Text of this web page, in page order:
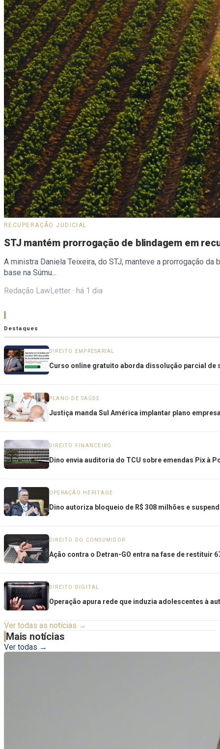
RECUPERAÇÃO JUDICIAL
STJ mantém prorrogação de blindagem em
A ministra Daniela Teixeira, do STJ, manteve a prorrogação
base na Súmu...
Redação LawLetter · há 1 dia
Destaques
DIREITO EMPRESARIAL
Curso online gratuito aborda dissolução parcial de
PLANO DE SAÚDE
Justiça manda Sul América implantar plano
DIREITO FINANCEIRO
Dino envia auditoria do TCU sobre emendas Pix à
OPERAÇÃO HERITAGE
Dino autoriza bloqueio de R$ 308 milhões e
DIREITO DO CONSUMIDOR
Ação contra o Detran-GO entra na fase de restituir
DIREITO DIGITAL
Operação apura rede que induzia adolescentes à
Ver todas as notícias →
Mais notícias
Ver todas →